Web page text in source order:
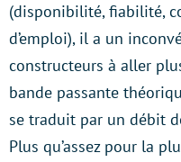
(disponibilité, fiabilité,
d’emploi), il a un
constructeurs à aller
bande passante
se traduit par un débit
Plus qu’assez pour la